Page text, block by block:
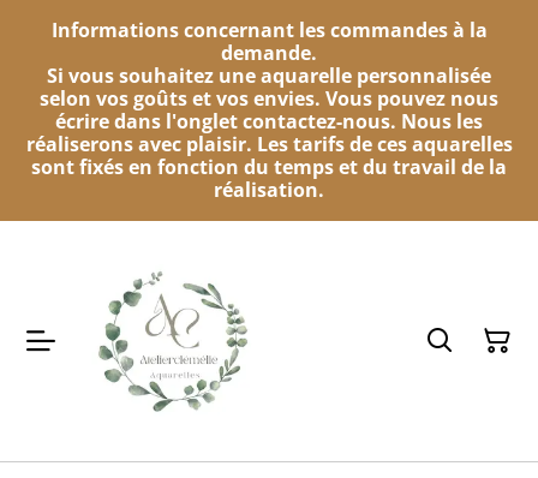
Informations concernant les commandes à la
demande.
Si vous souhaitez une aquarelle personnalisée
selon vos goûts et vos envies. Vous pouvez nous
écrire dans l'onglet contactez-nous. Nous les
réaliserons avec plaisir. Les tarifs de ces aquarelles
sont fixés en fonction du temps et du travail de la
réalisation.